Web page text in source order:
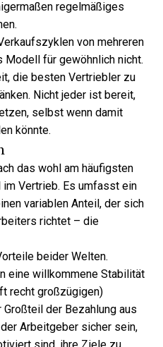
regelmäßiges
von mehreren
Modell für gewöhnlich nicht.
die besten Vertriebler zu
Nicht jeder ist bereit,
selbst wenn damit
könnte.
das wohl am häufigsten
Vertrieb. Es umfasst ein
variablen Anteil, der sich
richtet – die
beider Welten.
eine willkommene Stabilität
recht großzügigen)
Großteil der Bezahlung aus
Arbeitgeber sicher sein,
sind, ihre Ziele zu